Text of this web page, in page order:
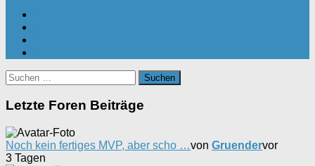
Suchen
nach:
Letzte Foren Beiträge
Noch kein fertiges MVP, aber scho …von Gruendervor
3 Tagen